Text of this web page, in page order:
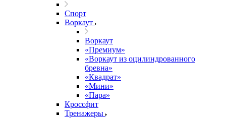
Спорт
Воркаут
Воркаут
«Премиум»
«Воркаут из оцилиндрованного
бревна»
«Квадрат»
«Мини»
«Пара»
Кроссфит
Тренажеры